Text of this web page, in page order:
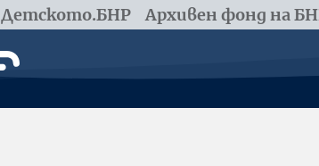
Детското.БНР Архивен фонд на